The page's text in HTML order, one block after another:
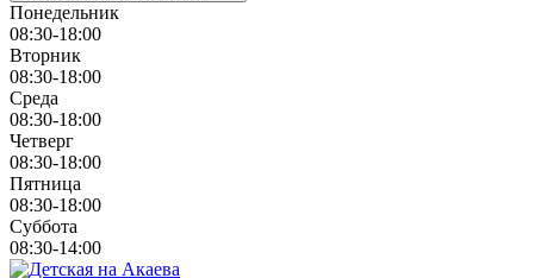
Понедельник
08:30-18:00
Вторник
08:30-18:00
Cреда
08:30-18:00
Четверг
08:30-18:00
Пятница
08:30-18:00
Суббота
08:30-14:00